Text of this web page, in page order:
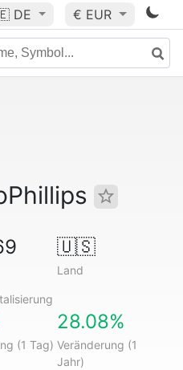
DE € EUR
🇺🇸
Land
(1 Tag)
28.08%
Veränderung (1
Jahr)